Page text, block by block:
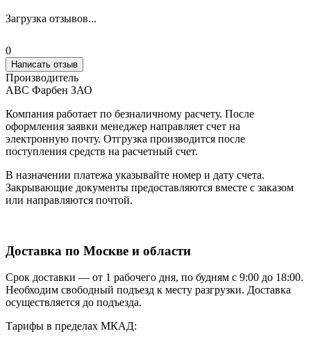
Загрузка отзывов...
0
Написать отзыв
Производитель
АВС Фарбен ЗАО
Компания работает по безналичному расчету. После
оформления заявки менеджер направляет счет на
электронную почту. Отгрузка производится после
поступления средств на расчетный счет.
В назначении платежа указывайте номер и дату счета.
Закрывающие документы предоставляются вместе с заказом
или направляются почтой.
Доставка по Москве и области
Срок доставки — от 1 рабочего дня, по будням с 9:00 до 18:00.
Необходим свободный подъезд к месту разгрузки. Доставка
осуществляется до подъезда.
Тарифы в пределах МКАД: